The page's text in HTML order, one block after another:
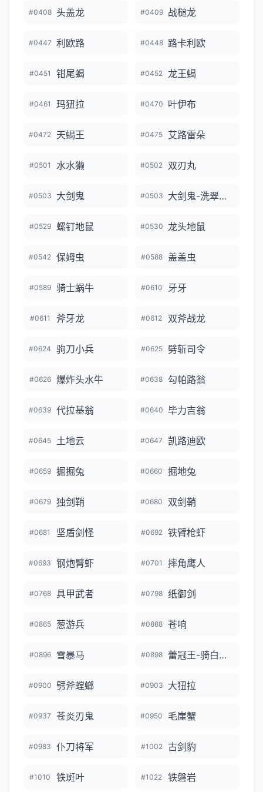
#0408 头盖龙 #0409 战槌龙
#0447 利欧路 #0448 路卡利欧
#0451 钳尾蝎 #0452 龙王蝎
#0461 玛狃拉 #0470 叶伊布
#0472 天蝎王 #0475 艾路雷朵
#0501 水水獭 #0502 双刃丸
#0503 大剑鬼 #0503 大剑鬼-洗翠的样子
#0529 螺钉地鼠 #0530 龙头地鼠
#0542 保姆虫 #0588 盖盖虫
#0589 骑士蜗牛 #0610 牙牙
#0611 斧牙龙 #0612 双斧战龙
#0624 驹刀小兵 #0625 劈斩司令
#0626 爆炸头水牛 #0638 勾帕路翁
#0639 代拉基翁 #0640 毕力吉翁
#0645 土地云 #0647 凯路迪欧
#0659 掘掘兔 #0660 掘地兔
#0679 独剑鞘 #0680 双剑鞘
#0681 坚盾剑怪 #0692 铁臂枪虾
#0693 钢炮臂虾 #0701 摔角鹰人
#0768 具甲武者 #0798 纸御剑
#0865 葱游兵 #0888 苍响
#0896 雪暴马 #0898 蕾冠王-骑白马的样子
#0900 劈斧螳螂 #0903 大狃拉
#0937 苍炎刃鬼 #0950 毛崖蟹
#0983 仆刀将军 #1002 古剑豹
#1010 铁斑叶 #1022 铁磐岩